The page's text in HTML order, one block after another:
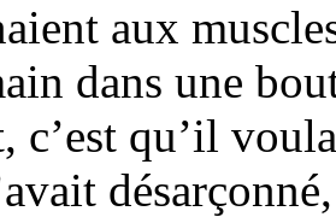
aux
dans une
c’est qu’il